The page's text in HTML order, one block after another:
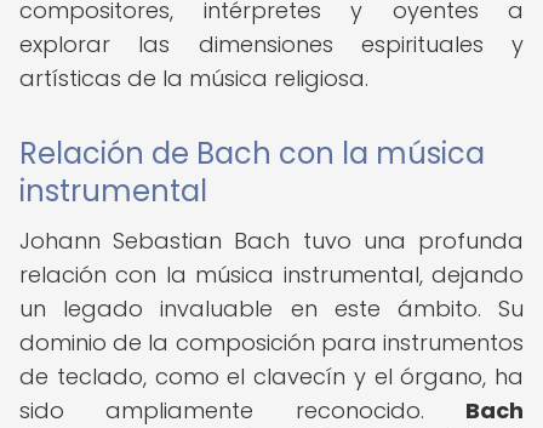
compositores, intérpretes y oyentes a
explorar las dimensiones espirituales y
artísticas de la música religiosa.
Relación de Bach con la música
instrumental
Johann Sebastian Bach tuvo una profunda
relación con la música instrumental, dejando
un legado invaluable en este ámbito. Su
dominio de la composición para instrumentos
de teclado, como el clavecín y el órgano, ha
sido ampliamente reconocido. Bach